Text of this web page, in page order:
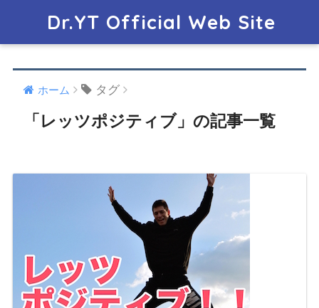
Dr.YT Official Web Site
ホーム タグ
「レッツポジティブ」の記事一覧